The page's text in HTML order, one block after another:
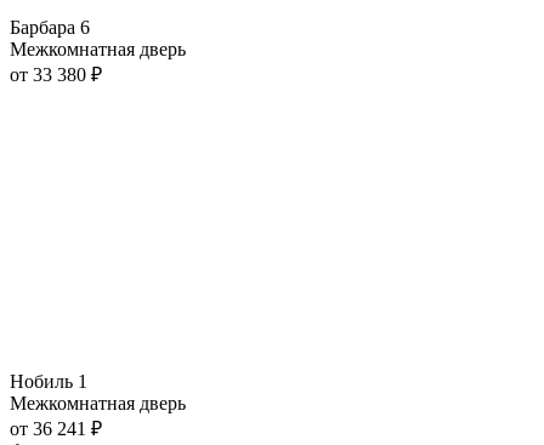
Барбара 6
Межкомнатная дверь
от 33 380 ₽
Нобиль 1
Межкомнатная дверь
от 36 241 ₽